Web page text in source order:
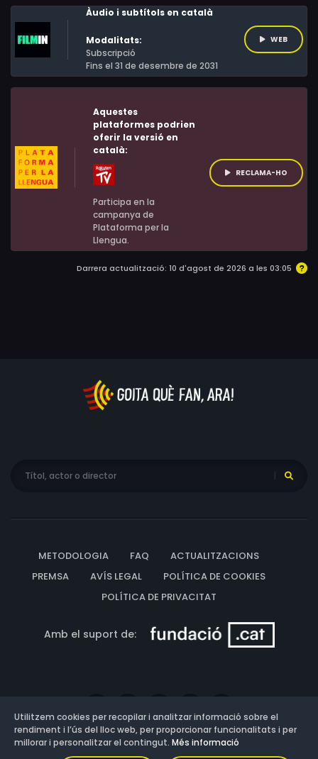
accident de trànsit del qual únicament en sobreviu un
gos anomenat Cooper. Al no ser un amant dels gossos,
el Jake sent cert recel cap al gos, fins i tot per haver
sobreviscut. Però finalment el vincle entre tots dos
acaba sent l'única cosa que l'ajuda a continuar vivint
Àudio i subtítols en català
Modalitats:
Subscripció
Fins el 31 de desembre de 2031
WEB
Aquestes
plataformes podrien
oferir la versió en
català:
Participa en la
campanya de
Plataforma per la
Llengua.
RECLAMA-HO
Darrera actualització: 10 d'agost de 2026 a les 03:05
METODOLOGIA FAQ
ACTUALITZACIONS
PREMSA
AVÍS LEGAL
POLÍTICA DE COOKIES
POLÍTICA DE PRIVACITAT
Amb el suport de:
Utilitzem cookies per recopilar i analitzar informació sobre el
rendiment i l’ús del lloc web, per proporcionar funcionalitats i per
millorar i personalitzar el contingut. Més informació